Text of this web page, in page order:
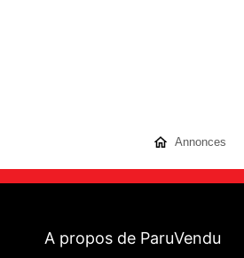
Annonces
A propos de ParuVendu